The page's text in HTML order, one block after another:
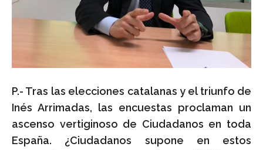
P.- Tras las elecciones catalanas y el triunfo de
Inés Arrimadas, las encuestas proclaman un
ascenso vertiginoso de Ciudadanos en toda
España. ¿Ciudadanos supone en estos